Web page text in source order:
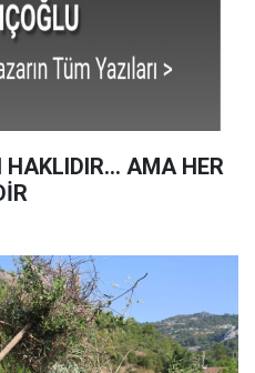
HAKLIDIR… AMA HER